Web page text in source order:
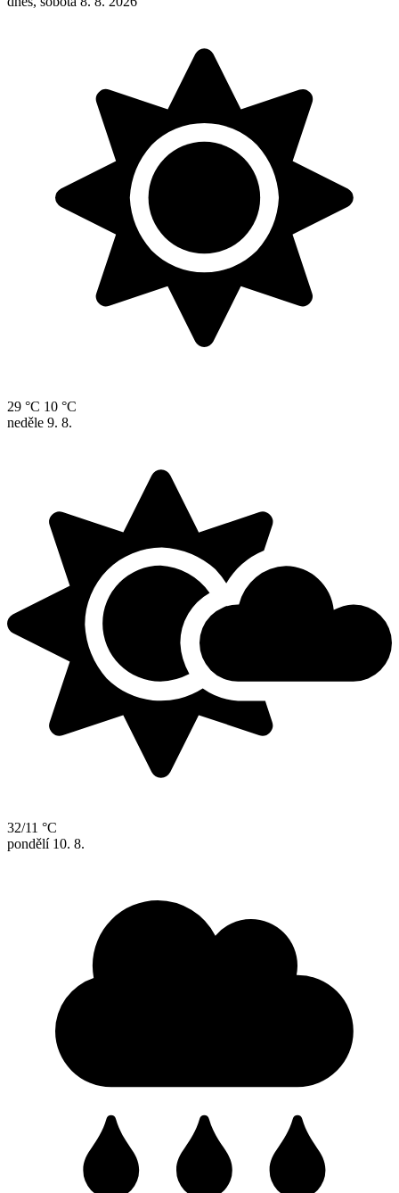
29 °C 10 °C
neděle 9. 8.
32/11 °C
pondělí 10. 8.